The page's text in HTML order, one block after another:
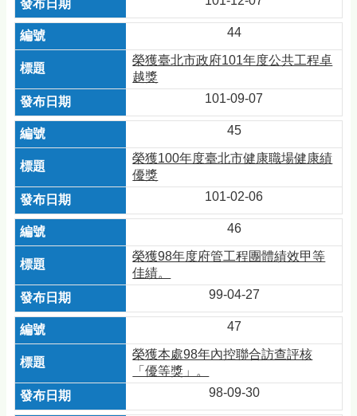
44
榮獲臺北市政府101年度公共工程卓
越獎
101-09-07
45
榮獲100年度臺北市健康職場健康績
優獎
101-02-06
46
榮獲98年度府管工程團體績效甲等
佳績。
99-04-27
47
榮獲本處98年內控聯合訪查評核
「優等獎」。
98-09-30